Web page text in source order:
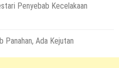
Penyebab Kecelakaan
Panahan, Ada Kejutan